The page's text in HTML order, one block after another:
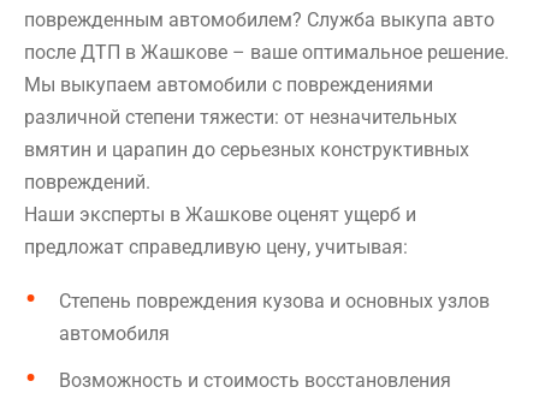
поврежденным автомобилем? Служба выкупа авто
после ДТП в Жашкове – ваше оптимальное решение.
Мы выкупаем автомобили с повреждениями
различной степени тяжести: от незначительных
вмятин и царапин до серьезных конструктивных
повреждений.
Наши эксперты в Жашкове оценят ущерб и
предложат справедливую цену, учитывая:
Степень повреждения кузова и основных узлов
автомобиля
Возможность и стоимость восстановления